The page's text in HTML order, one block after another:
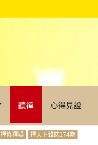
聽禪 心得見證
禪修釋疑 禪天下雜誌174期